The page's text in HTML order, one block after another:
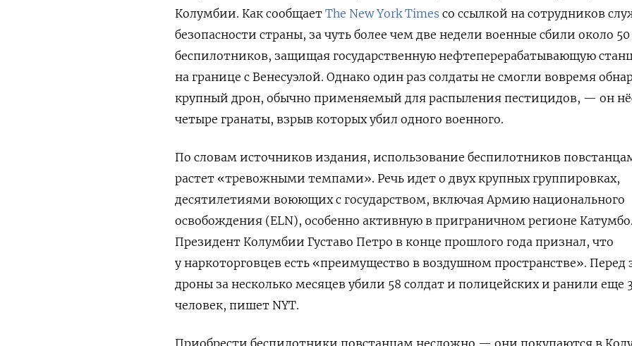
Колумбии. Как сообщает The New York Times со ссылкой на сотрудников
безопасности страны, за чуть более чем две недели военные сбили около 50
беспилотников, защищая государственную нефтеперерабатывающую
на границе с Венесуэлой. Однако один раз солдаты не смогли вовремя
крупный дрон, обычно применяемый для распыления пестицидов, — он
четыре гранаты, взрыв которых убил одного военного.
По словам источников издания, использование беспилотников
растет «тревожными темпами». Речь идет о двух крупных группировках,
десятилетиями воюющих с государством, включая Армию национального
освобождения (ELN), особенно активную в приграничном регионе Катумбо.
Президент Колумбии Густаво Петро в конце прошлого года признал, что
у наркоторговцев есть «преимущество в воздушном пространстве». Перед
дроны за несколько месяцев убили 58 солдат и полицейских и ранили еще
человек, пишет NYT.
Приобрести беспилотники повстанцам несложно — они покупаются в